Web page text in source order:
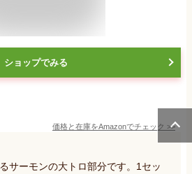
ショップでみる
価格と在庫をAmazonでチェック >>
サーモンの大トロ部分です。1セッ